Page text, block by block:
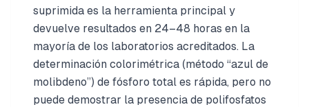
suprimida es la herramienta principal y
devuelve resultados en 24–48 horas en la
mayoría de los laboratorios acreditados. La
determinación colorimétrica (método “azul de
molibdeno”) de fósforo total es rápida, pero no
puede demostrar la presencia de polifosfatos